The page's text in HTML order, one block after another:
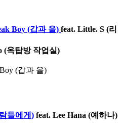
Boy (갑과 을) feat. Little. S (리
(옥탑방 작업실)
(갑과 을)
들에게 ) feat. Lee Hana (예하나)